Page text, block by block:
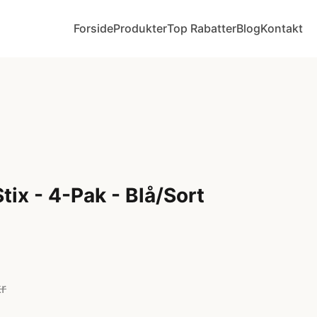
ForsideProdukterTop RabatterBlogKontakt
- 4-Pak - Blå/Sort